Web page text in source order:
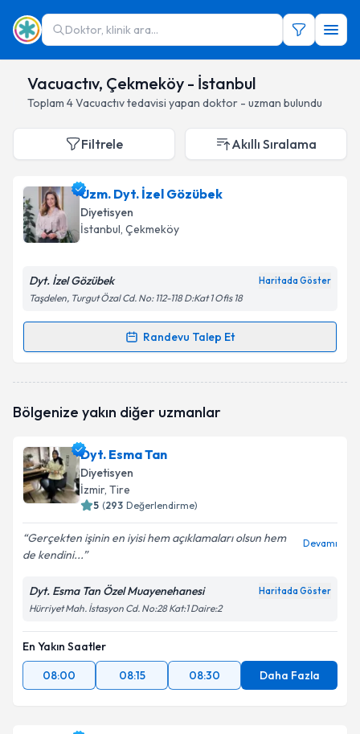
Doktor, klinik ara...
Vacuactıv, Çekmeköy - İstanbul
Toplam 4Vacuactıvtedavisi yapan doktor - uzman bulundu
Filtrele Akıllı Sıralama
Uzm. Dyt. İzel Gözübek
Diyetisyen
İstanbul, Çekmeköy
Dyt. İzel Gözübek Haritada Göster
Taşdelen, Turgut Özal Cd. No: 112-118 D:Kat 1 Ofis 18
Randevu Talep Et
Randevu Takvimi Talebi
oluşturun. Size bu uzmandan randevu almanız için bir
E-posta Adresiniz
Kişisel verilerimin işlenmesine ilişkinAydınlatma
Metni
Bölgenize yakın diğer uzmanlar
Dyt. Esma Tan
Diyetisyen
İzmir, Tire
5 (293 Değerlendirme)
Gerçekten işinin en iyisi hem açıklamaları olsun hem
de kendini...
Devamı
Dyt. Esma Tan Özel Muayenehanesi Haritada Göster
Hürriyet Mah. İstasyon Cd. No:28 Kat:1 Daire:2
En Yakın Saatler
08:00
08:15 08:30 Daha Fazla